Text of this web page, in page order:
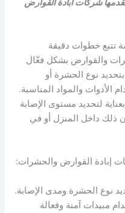
شركات ابادة القوارض
تتبع خطوات دقيقة
والقوارض بشكل فعّال
نوع الحشرة أو
والمواد المناسبة.
لتحديد مستوى الإصابة
ذلك داخل المنزل أو في
إبادة القوارض والحشرات:
نوع الحشرة ومدى الإصابة.
مبيدات آمنة وفعالة